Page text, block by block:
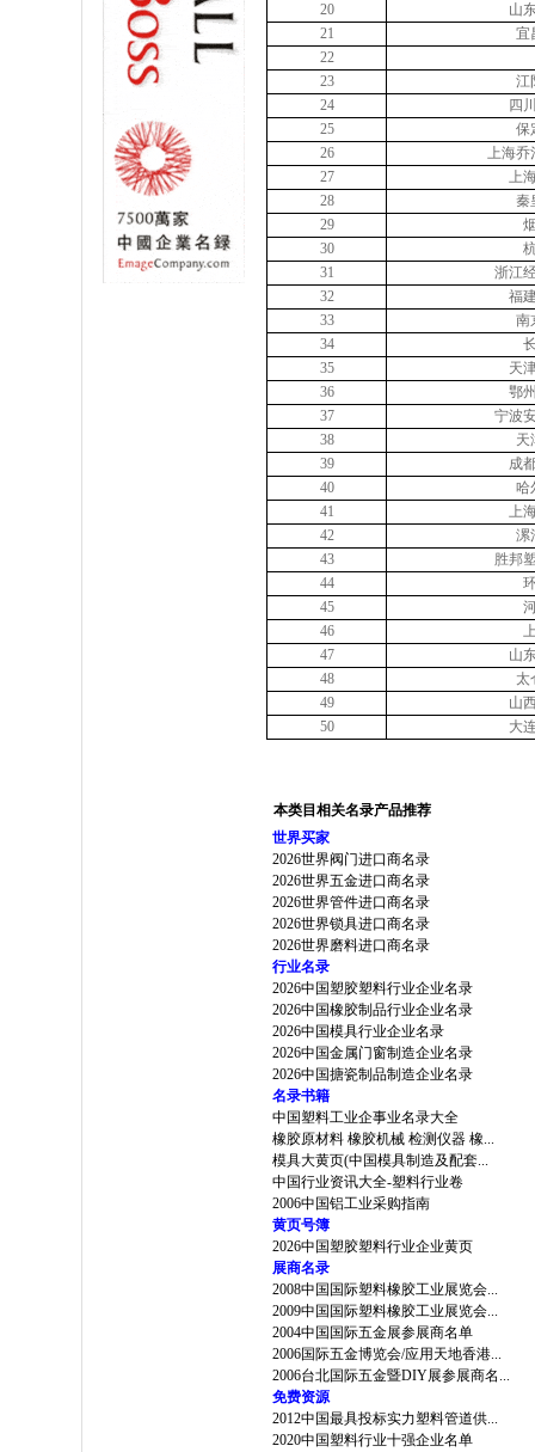
20
山
21
宜
22
23
江
24
四
25
保
26
上海乔
27
上
28
秦
29
30
31
浙江
32
福
33
南
34
35
天
36
鄂
37
宁波
38
天
39
成
40
哈
41
上
42
漯
43
胜邦
44
45
46
47
山
48
太
49
山
50
大
本类目相关名录产品推荐
世界买家
2026世界阀门进口商名录
2026世界五金进口商名录
2026世界管件进口商名录
2026世界锁具进口商名录
2026世界磨料进口商名录
行业名录
2026中国塑胶塑料行业企业名录
2026中国橡胶制品行业企业名录
2026中国模具行业企业名录
2026中国金属门窗制造企业名录
2026中国搪瓷制品制造企业名录
名录书籍
中国塑料工业企事业名录大全
橡胶原材料 橡胶机械 检测仪器 橡...
模具大黄页(中国模具制造及配套...
中国行业资讯大全-塑料行业卷
2006中国铝工业采购指南
黄页号簿
2026中国塑胶塑料行业企业黄页
展商名录
2008中国国际塑料橡胶工业展览会...
2009中国国际塑料橡胶工业展览会...
2004中国国际五金展参展商名单
2006国际五金博览会/应用天地香港...
2006台北国际五金暨DIY展参展商名...
免费资源
2012中国最具投标实力塑料管道供...
2020中国塑料行业十强企业名单